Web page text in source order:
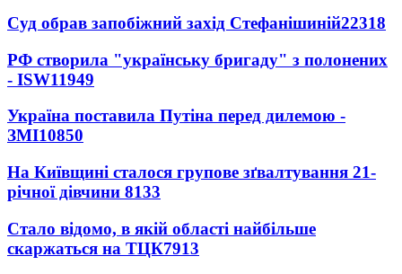
Суд обрав запобіжний захід Стефанішиній22318
РФ створила "українську бригаду" з полонених
- ISW11949
Україна поставила Путіна перед дилемою -
ЗМІ10850
На Київщині сталося групове зґвалтування 21-
річної дівчини 8133
Стало відомо, в якій області найбільше
скаржаться на ТЦК7913